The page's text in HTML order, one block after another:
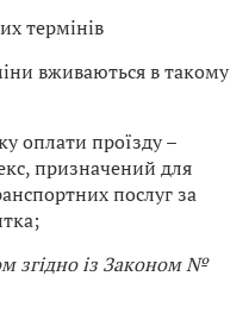
термінів
вживаються в такому
оплати проїзду –
призначений для
послуг за
згідно із Законом №